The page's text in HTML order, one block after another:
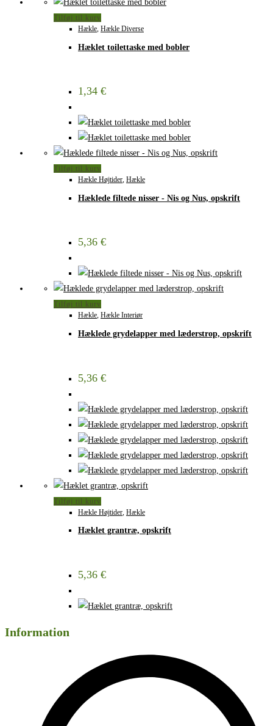
Tilføj til kurv
Hækle, Hækle Diverse
Hæklet toilettaske med bobler
1,34 €
Tilføj til kurv
Hækle Højtider, Hækle
Hæklede filtede nisser - Nis og Nus, opskrift
5,36 €
Tilføj til kurv
Hækle, Hækle Interiør
Hæklede grydelapper med læderstrop, opskrift
5,36 €
Tilføj til kurv
Hækle Højtider Hækle
Hæklet grantræ, opskrift
5,36 €
Information